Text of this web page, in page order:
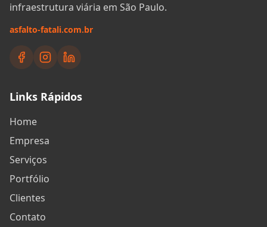
infraestrutura viária em São Paulo.
asfalto-fatali.com.br
Links Rápidos
Home
Empresa
Serviços
Portfólio
Clientes
Contato